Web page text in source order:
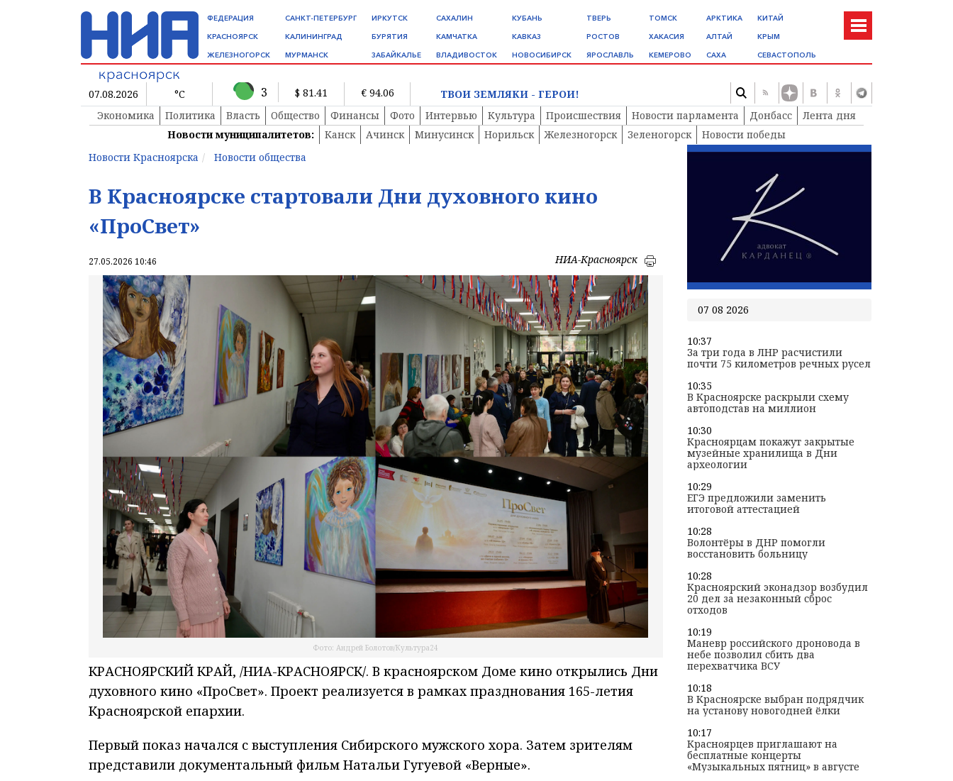
ФЕДЕРАЦИЯ
КРАСНОЯРСК
ЖЕЛЕЗНОГОРСК
САНКТ-ПЕТЕРБУРГ
КАЛИНИНГРАД
МУРМАНСК
ИРКУТСК
БУРЯТИЯ
ЗАБАЙКАЛЬЕ
САХАЛИН
КАМЧАТКА
ВЛАДИВОСТОК
КУБАНЬ
КАВКАЗ
НОВОСИБИРСК
ТВЕРЬ
РОСТОВ
ЯРОСЛАВЛЬ
ТОМСК
ХАКАСИЯ
КЕМЕРОВО
АРКТИКА
АЛТАЙ
САХА
КИТАЙ
КРЫМ
СЕВАСТОПОЛЬ
07.08.2026 °C 3 $ 81.41 € 94.06
ТВОИ ЗЕМЛЯКИ - ГЕРОИ!
Экономика
Политика Власть Общество Финансы Фото Интервью Культура Происшествия Новости парламента Донбасс
Лента дня
Новости муниципалитетов:
Канск Ачинск Минусинск Норильск Железногорск Зеленогорск
Новости победы
Новости Красноярска
Новости общества
В Красноярске стартовали Дни духовного кино
«ПроСвет»
27.05.2026 10:46 НИА-Красноярск
Фото: Андрей Болотов/Культура24
КРАСНОЯРСКИЙ КРАЙ, /НИА-КРАСНОЯРСК/. В красноярском Доме кино открылись Дни
духовного кино «ПроСвет». Проект реализуется в рамках празднования 165-летия
Красноярской епархии.
Первый показ начался с выступления Сибирского мужского хора. Затем зрителям
представили документальный фильм Натальи Гугуевой «Верные».
07 08 2026
10:37
За три года в ЛНР расчистили
почти 75 километров речных русел
10:35
В Красноярске раскрыли схему
автоподстав на миллион
10:30
Красноярцам покажут закрытые
музейные хранилища в Дни
археологии
10:29
ЕГЭ предложили заменить
итоговой аттестацией
10:28
Волонтёры в ДНР помогли
восстановить больницу
10:28
Красноярский эконадзор возбудил
20 дел за незаконный сброс
отходов
10:19
Маневр российского дроновода в
небе позволил сбить два
перехватчика ВСУ
10:18
В Красноярске выбран подрядчик
на установу новогодней ёлки
10:17
Красноярцев приглашают на
бесплатные концерты
«Музыкальных пятниц» в августе